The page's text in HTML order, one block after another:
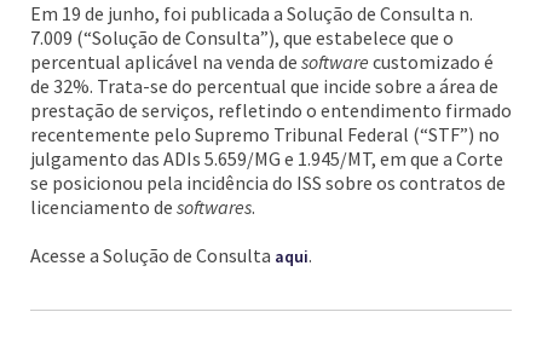
Em 19 de junho, foi publicada a Solução de Consulta n.
7.009 (“Solução de Consulta”), que estabelece que o
percentual aplicável na venda de software customizado é
de 32%. Trata-se do percentual que incide sobre a área de
prestação de serviços, refletindo o entendimento firmado
recentemente pelo Supremo Tribunal Federal (“STF”) no
julgamento das ADIs 5.659/MG e 1.945/MT, em que a Corte
se posicionou pela incidência do ISS sobre os contratos de
licenciamento de softwares.
Acesse a Solução de Consulta aqui.